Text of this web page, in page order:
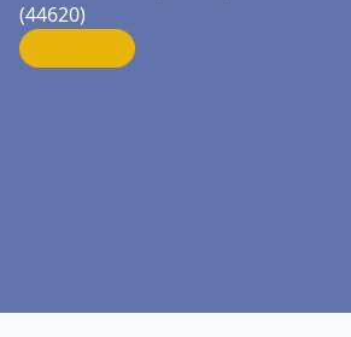
(44620)